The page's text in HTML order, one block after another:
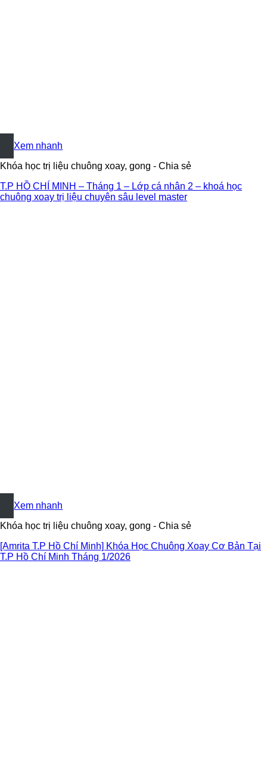
+
Xem nhanh
Khóa học trị liệu chuông xoay, gong - Chia sẻ
T.P HỒ CHÍ MINH – Tháng 1 – Lớp cá nhân 2 – khoá học
chuông xoay trị liệu chuyên sâu level master
+
Xem nhanh
Khóa học trị liệu chuông xoay, gong - Chia sẻ
[Amrita T.P Hồ Chí Minh] Khóa Học Chuông Xoay Cơ Bản Tại
T.P Hồ Chí Minh Tháng 1/2026